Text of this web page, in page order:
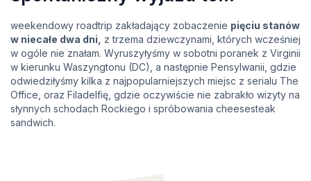
weekendowy roadtrip zakładający zobaczenie pięciu stanów
w niecałe dwa dni,
z trzema dziewczynami, których wcześniej
w ogóle nie znałam. Wyruszyłyśmy w sobotni poranek z Virginii
w kierunku Waszyngtonu (DC), a następnie Pensylwanii, gdzie
odwiedziłyśmy kilka z najpopularniejszych miejsc z serialu The
Office, oraz Filadelfię, gdzie oczywiście nie zabrakło wizyty na
słynnych schodach Rockiego i spróbowania cheesesteak
sandwich.